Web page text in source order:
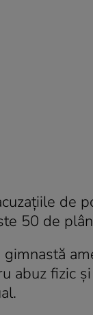
de
50 de
abuz fizic